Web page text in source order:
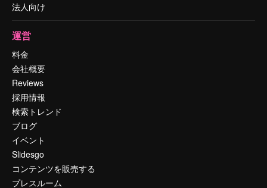
法人向け
運営
料金
会社概要
Reviews
採用情報
検索トレンド
ブログ
イベント
Slidesgo
コンテンツを販売する
プレスルーム